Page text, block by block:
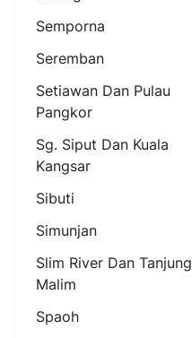
Semporna
Seremban
Setiawan Dan Pulau
Pangkor
Sg. Siput Dan Kuala
Kangsar
Sibuti
Simunjan
Slim River Dan Tanjung
Malim
Spaoh